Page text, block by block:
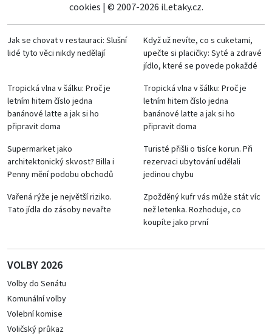
cookies | © 2007-2026 iLetaky.cz.
Jak se chovat v restauraci: Slušní
lidé tyto věci nikdy nedělají
Když už nevíte, co s cuketami,
upečte si placičky: Syté a zdravé
jídlo, které se povede pokaždé
Tropická vlna v šálku: Proč je
letním hitem číslo jedna
banánové latte a jak si ho
připravit doma
Tropická vlna v šálku: Proč je
letním hitem číslo jedna
banánové latte a jak si ho
připravit doma
Supermarket jako
architektonický skvost? Billa i
Penny mění podobu obchodů
Turisté přišli o tisíce korun. Při
rezervaci ubytování udělali
jedinou chybu
Vařená rýže je největší riziko.
Tato jídla do zásoby nevařte
Zpožděný kufr vás může stát víc
než letenka. Rozhoduje, co
koupíte jako první
VOLBY 2026
Volby do Senátu
Komunální volby
Volební komise
Voličský průkaz